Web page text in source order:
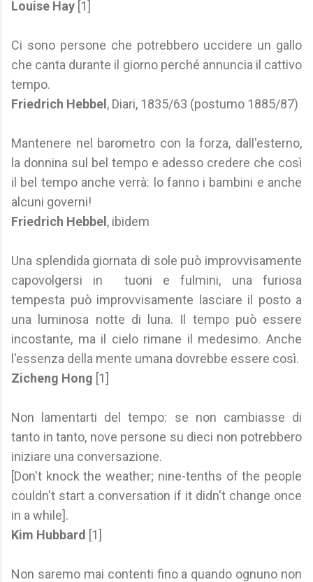
Louise Hay [1]
Ci sono persone che potrebbero uccidere un gallo
che canta durante il giorno perché annuncia il cattivo
tempo.
Friedrich Hebbel , Diari, 1835/63 (postumo 1885/87)
Mantenere nel barometro con la forza, dall'esterno,
la donnina sul bel tempo e adesso credere che così
il bel tempo anche verrà: lo fanno i bambini e anche
alcuni governi!
Friedrich Hebbel , ibidem
Una splendida giornata di sole può improvvisamente
capovolgersi in tuoni e fulmini, una furiosa
tempesta può improvvisamente lasciare il posto a
una luminosa notte di luna. Il tempo può essere
incostante, ma il cielo rimane il medesimo. Anche
l'essenza della mente umana dovrebbe essere così.
Zicheng Hong [1]
Non lamentarti del tempo: se non cambiasse di
tanto in tanto, nove persone su dieci non potrebbero
iniziare una conversazione.
[Don't knock the weather; nine-tenths of the people
couldn't start a conversation if it didn't change once
in a while].
Kim Hubbard [1]
Non saremo mai contenti fino a quando ognuno non